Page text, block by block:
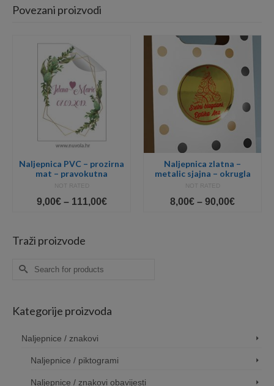
Povezani proizvodi
Naljepnica PVC – prozirna
mat – pravokutna
NOT RATED
9,00€ – 111,00€Price
Naljepnica zlatna –
metalic sjajna – okrugla
NOT RATED
8,00€ – 90,00€Price
Traži proizvode
Search
Kategorije proizvoda
Naljepnice / znakovi
Naljepnice / piktogrami
Naljepnice / znakovi obavijesti